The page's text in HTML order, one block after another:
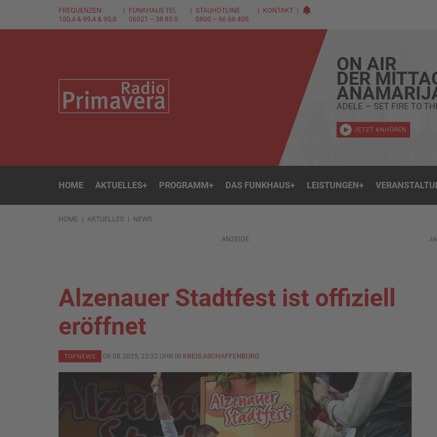
FREQUENZEN:
100,4 & 99,4 & 90,8
FUNKHAUS TEL
06021 – 38 83 0
STAUHOTLINE
0800 – 66 66 400
KONTAKT
ON AIR
DER
ADELE — SET FIRE TO
JETZT ANHÖREN
HOME AKTUELLES+ PROGRAMM+ DAS FUNKHAUS+ LEISTUNGEN+
HOME AKTUELLES NEWS
ANZEIGE
Alzenauer Stadtfest ist offiziell
eröffnet
TOPNEWS 08.08.2025, 23:32 UHR IN KREIS ASCHAFFENBURG